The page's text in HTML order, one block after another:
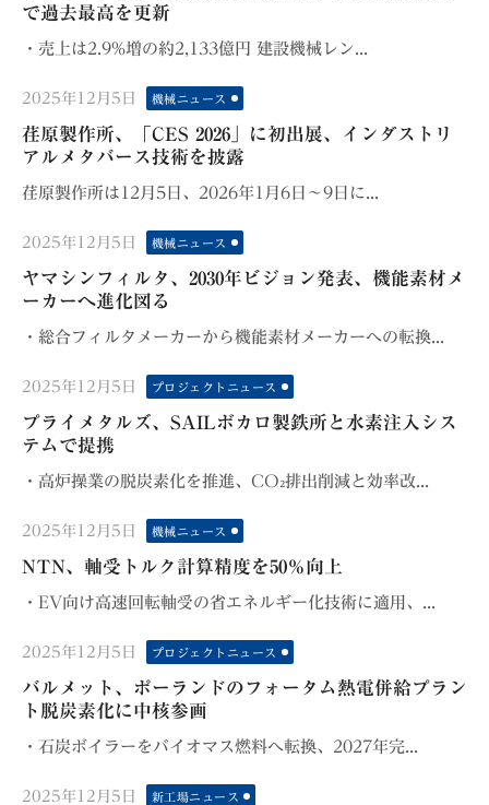
で過去最高を更新
・売上は2.9%増の約2,133億円 建設機械レン...
Posted
on
2025年12月5日 機械ニュース
荏原製作所、「CES 2026」に初出展、インダストリ
アルメタバース技術を披露
荏原製作所は12月5日、2026年1月6日～9日に...
Posted
on
2025年12月5日 機械ニュース
ヤマシンフィルタ、2030年ビジョン発表、機能素材メ
ーカーへ進化図る
・総合フィルタメーカーから機能素材メーカーへの転換...
Posted
on
2025年12月5日 プロジェクトニュース
プライメタルズ、SAILボカロ製鉄所と水素注入シス
テムで提携
・高炉操業の脱炭素化を推進、CO₂排出削減と効率改...
Posted
on
2025年12月5日 機械ニュース
NTN、軸受トルク計算精度を50％向上
・EV向け高速回転軸受の省エネルギー化技術に適用、...
Posted
on
2025年12月5日 プロジェクトニュース
バルメット、ポーランドのフォータム熱電併給プラン
ト脱炭素化に中核参画
・石炭ボイラーをバイオマス燃料へ転換、2027年完...
Posted
2025年12月5日 新工場ニュース